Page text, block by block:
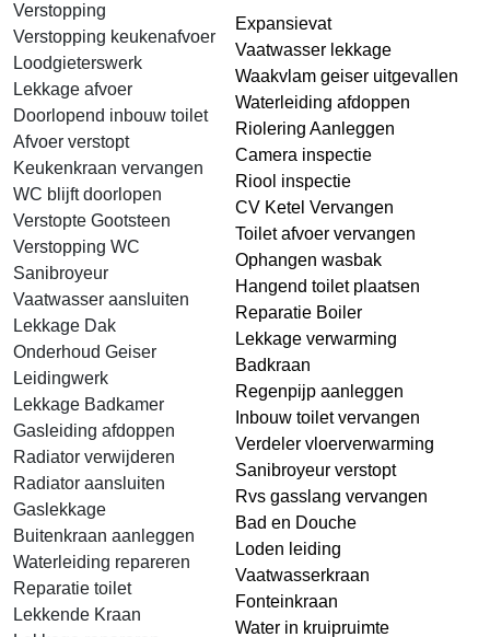
Verstopping
Verstopping keukenafvoer
Loodgieterswerk
Lekkage afvoer
Doorlopend inbouw toilet
Afvoer verstopt
Keukenkraan vervangen
WC blijft doorlopen
Verstopte Gootsteen
Verstopping WC
Sanibroyeur
Vaatwasser aansluiten
Lekkage Dak
Onderhoud Geiser
Leidingwerk
Lekkage Badkamer
Gasleiding afdoppen
Radiator verwijderen
Radiator aansluiten
Gaslekkage
Buitenkraan aanleggen
Waterleiding repareren
Reparatie toilet
Lekkende Kraan
Expansievat
Vaatwasser lekkage
Waakvlam geiser uitgevallen
Waterleiding afdoppen
Riolering Aanleggen
Camera inspectie
Riool inspectie
CV Ketel Vervangen
Toilet afvoer vervangen
Ophangen wasbak
Hangend toilet plaatsen
Reparatie Boiler
Lekkage verwarming
Badkraan
Regenpijp aanleggen
Inbouw toilet vervangen
Verdeler vloerverwarming
Sanibroyeur verstopt
Rvs gasslang vervangen
Bad en Douche
Loden leiding
Vaatwasserkraan
Fonteinkraan
Water in kruipruimte